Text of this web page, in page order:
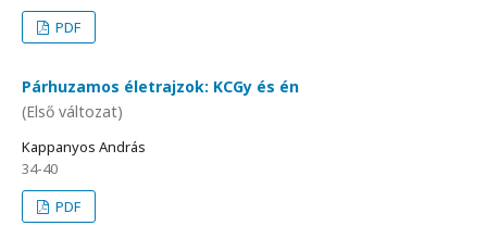
PDF
Párhuzamos életrajzok: KCGy és én
(Első változat)
Kappanyos András
34-40
PDF